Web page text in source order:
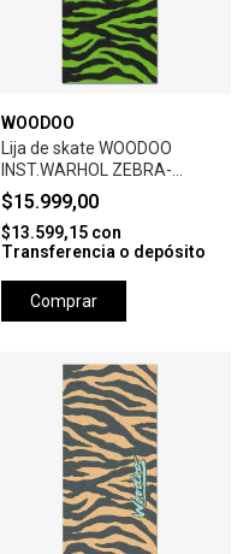
WOODOO
Lija de skate WOODOO
INST.WARHOL ZEBRA-
GREEN
$15.999,00
$13.599,15 con
Transferencia o depósito
Comprar